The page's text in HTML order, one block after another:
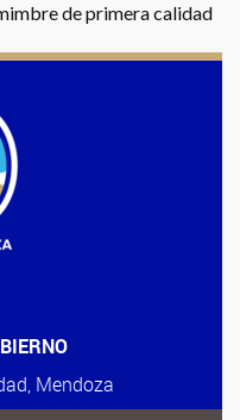
de primera calidad
Mendoza